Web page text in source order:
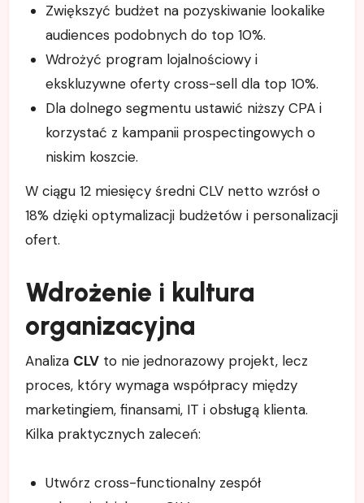
Zwiększyć budżet na pozyskiwanie lookalike
audiences podobnych do top 10%.
Wdrożyć program lojalnościowy i
ekskluzywne oferty cross-sell dla top 10%.
Dla dolnego segmentu ustawić niższy CPA i
korzystać z kampanii prospectingowych o
niskim koszcie.
W ciągu 12 miesięcy średni CLV netto wzrósł o
18% dzięki optymalizacji budżetów i personalizacji
ofert.
Wdrożenie i kultura
organizacyjna
Analiza CLVto nie jednorazowy projekt, lecz
proces, który wymaga współpracy między
marketingiem, finansami, IT i obsługą klienta.
Kilka praktycznych zaleceń:
Utwórz cross-functionalny zespół